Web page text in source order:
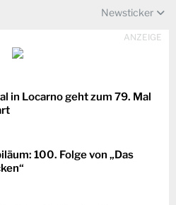
Newsticker
ANZEIGE
in Locarno geht zum 79. Mal
100. Folge von „Das